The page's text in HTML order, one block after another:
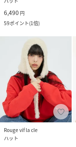
6,490 円
59ポイント(1倍)
Rouge vif la cle
ハット